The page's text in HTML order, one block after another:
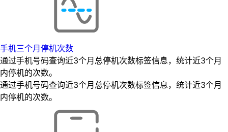
手机三个月停机次数
通过手机号码查询近3个月总停机次数标签信息，统计近3个月
内停机的次数。
通过手机号码查询近3个月总停机次数标签信息，统计近3个月
内停机的次数。